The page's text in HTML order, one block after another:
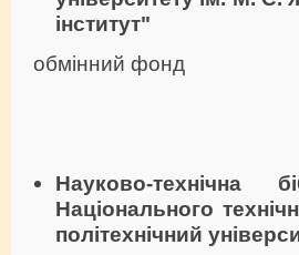
інститут"
обмінний фонд
Науково-
Національного
політехнічний